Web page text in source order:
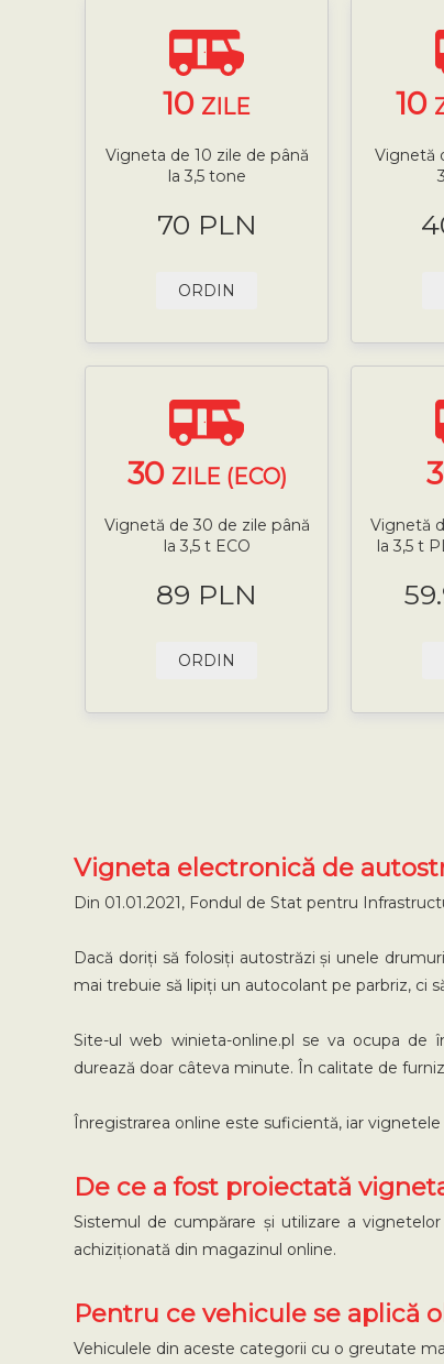
10 ZILE
Vigneta de 10 zile de până
la 3,5 tone
70 PLN
ORDIN
10
Vignetă
30 ZILE (ECO)
Vignetă de 30 de zile până
la 3,5 t ECO
89 PLN
ORDIN
Vignetă
la 3,5 t
Vigneta electronică de
Din 01.01.2021, Fondul de Stat pentru
Dacă doriți să folosiți autostrăzi și unele
mai trebuie să lipiți un autocolant pe parbriz, ci
Site-ul web winieta-online.pl se va ocupa de
durează doar câteva minute. În calitate de
Înregistrarea online este suficientă, iar
De ce a fost proiectată
Sistemul de cumpărare și utilizare a
achiziționată din magazinul online.
Pentru ce vehicule se aplică
Vehiculele din aceste categorii cu o greutate